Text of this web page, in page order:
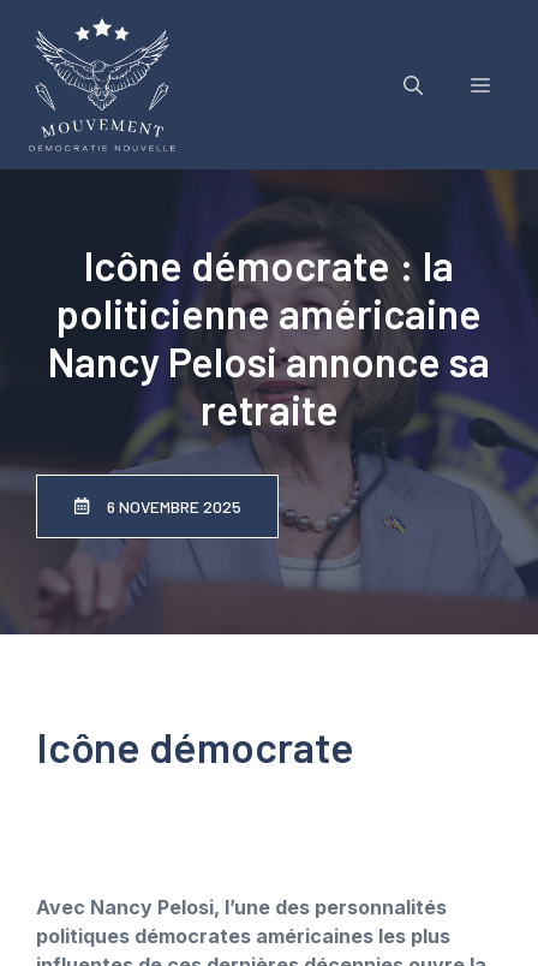
contenu
Menu
Icône démocrate : la
politicienne américaine
Nancy Pelosi annonce sa
retraite
6 NOVEMBRE 2025
Icône démocrate
Avec Nancy Pelosi, l’une des personnalités
politiques démocrates américaines les plus